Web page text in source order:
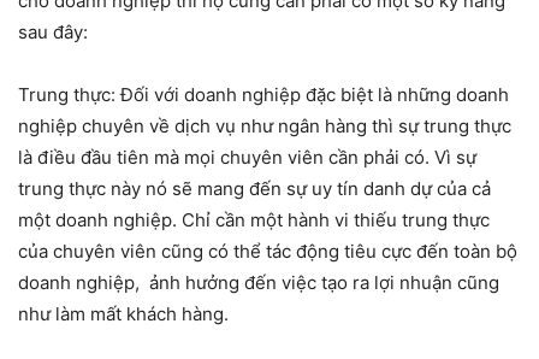
sau đây:
Trung thực: Đối với doanh nghiệp đặc biệt là những doanh
nghiệp chuyên về dịch vụ như ngân hàng thì sự trung thực
là điều đầu tiên mà mọi chuyên viên cần phải có. Vì sự
trung thực này nó sẽ mang đến sự uy tín danh dự của cả
một doanh nghiệp. Chỉ cần một hành vi thiếu trung thực
của chuyên viên cũng có thể tác động tiêu cực đến toàn bộ
doanh nghiệp, ảnh hưởng đến việc tạo ra lợi nhuận cũng
như làm mất khách hàng.